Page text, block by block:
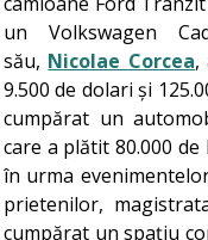
un Volkswagen
său, Nicolae Corcea,
9.500 de dolari și
cumpărat un
care a plătit 80.000
în urma
prietenilor,
cumpărat un spațiu